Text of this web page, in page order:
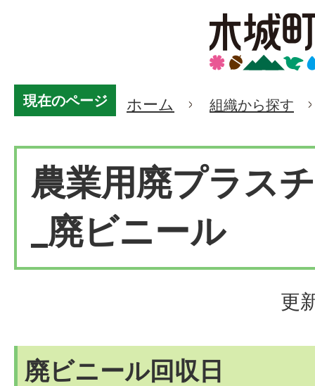
現在のページ ホーム 組織から探す
農業用廃プラス
_廃ビニール
更
廃ビニール回収日